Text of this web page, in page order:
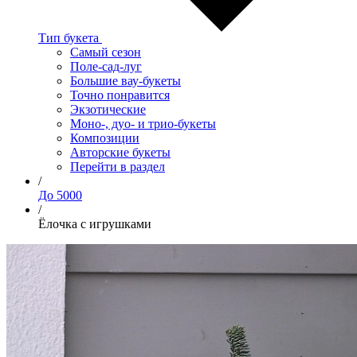
Тип букета
Самый сезон
Поле-сад-луг
Большие вау-букеты
Точно понравится
Экзотические
Моно-, дуо- и трио-букеты
Композиции
Авторские букеты
Перейти в раздел
/
До 5000
/
Ёлочка с игрушками